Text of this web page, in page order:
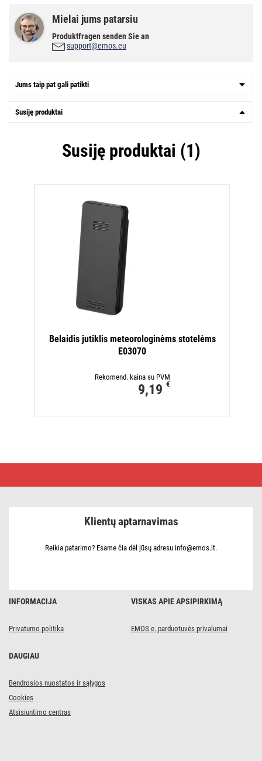
Mielai jums patarsiu
Produktfragen senden Sie an
support@emos.eu
Jums taip pat gali patikti
Susiję produktai
Susiję produktai (1)
Belaidis jutiklis meteorologinėms stotelėms
E03070
Rekomend. kaina su PVM
9,19 €
INFORMACIJA
Privatumo politika
VISKAS APIE APSIPIRKIMĄ
EMOS e. parduotuvės privalumai
DAUGIAU
Bendrosios nuostatos ir sąlygos
Cookies
Atsisiuntimo centras
Klientų aptarnavimas
Reikia patarimo? Esame čia dėl jūsų adresu info@emos.lt.